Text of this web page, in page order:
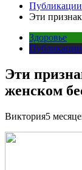
Публикации
Эти
Здоровье
Публикации
Эти
женском
Виктория5